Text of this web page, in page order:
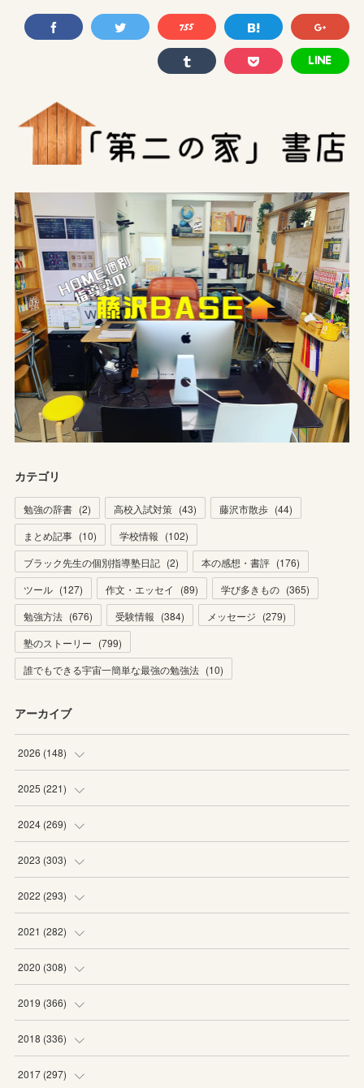
カテゴリ
勉強の辞書 (2) 高校入試対策 (43) 藤沢市散歩 (44)
まとめ記事 (10) 学校情報 (102)
ブラック先生の個別指導塾日記 (2) 本の感想・書評 (176)
ツール (127) 作文・エッセイ (89) 学び多きもの (365)
勉強方法 (676) 受験情報 (384) メッセージ (279)
塾のストーリー (799)
誰でもできる宇宙一簡単な最強の勉強法 (10)
アーカイブ
2026 (148)
(6)
(22
(20
(19
2025 (221)
(19
(20
(19
(20
2024 (269)
(16
(16
(21
(20
2023 (303)
(27
(25
(29
(25
2022 (293)
(18
(27
(26
(25
2021 (282)
(19
(23
(27
(26
2020 (308)
(22
(25
(26
2019 (366)
(28
(34
2018 (336)
(25
2017 (297)